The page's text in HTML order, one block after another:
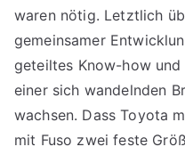
waren nötig. Letztlich
gemeinsamer
geteiltes Know-how
einer sich wandelnden
wachsen. Dass Toyota
mit Fuso zwei feste